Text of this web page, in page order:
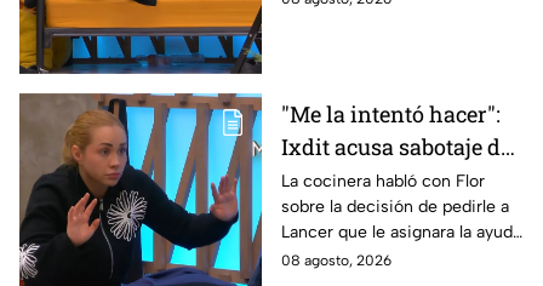
24/7
"Me la intentó hacer":
Ixdit acusa sabotaje de
Ramahá en la pasada
gala de salvación de
MasterChef 24/7
La cocinera habló con Flor
sobre la decisión de pedirle a
Lancer que le asignara la ayuda
de Ramahá y no la de Daniela
08 agosto, 2026